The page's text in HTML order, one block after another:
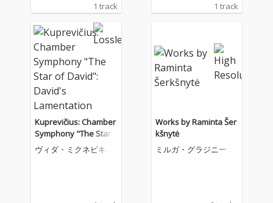
1 track 1 track
Kuprevičius: Chamber
Symphony "The Star o
f David": David's Lame
ntation
ヴィダ・ミクネビキュ
Works by Raminta Šer
kšnytė
ミルガ・グラジニーテ